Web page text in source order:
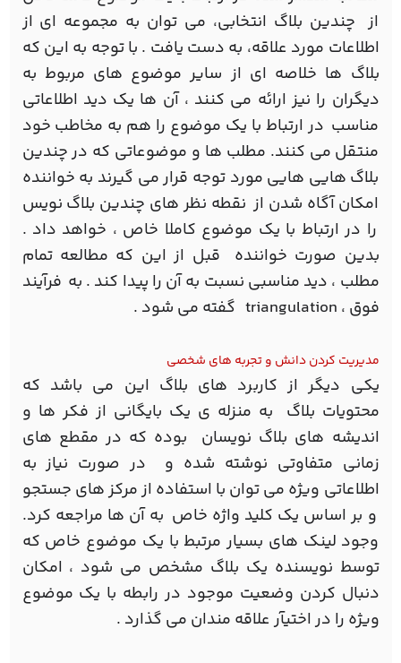
از چندين بلاگ انتخابی، می توان به مجموعه ای از
اطلاعات مورد علاقه، به دست يافت . با توجه به اين که
بلاگ ها خلاصه ای از ساير موضوع های مربوط به
ديگران را نيز ارائه می کنند ، آن ها يک ديد اطلاعاتی
مناسب در ارتباط با يک موضوع را هم به مخاطب خود
منتقل می کنند. مطلب ها و موضوعاتی که در چندين
بلاگ هایی هایی مورد توجه قرار می گيرند به خواننده
امکان آگاه شدن از نقطه نظر های چندين بلاگ نويس
را در ارتباط با يک موضوع کاملا خاص ، خواهد داد .
بدين صورت خواننده قبل از این که مطالعه تمام
مطلب ، ديد مناسبی نسبت به آن را پيدا کند . به فرآيند
فوق ، triangulation گفته می شود .
مديريت کردن دانش و تجربه های شخصی
یکی دیگر از کاربرد های بلاگ این می باشد که
محتويات بلاگ به منزله ی يک بايگانی از فکر ها و
انديشه های بلاگ نويسان بوده که در مقطع های
زمانی متفاوتی نوشته شده و در صورت نياز به
اطلاعاتی ویژه می توان با استفاده از مرکز های جستجو
و بر اساس يک کليد واژه خاص به آن ها مراجعه کرد.
وجود لينک های بسیار مرتبط با يک موضوع خاص که
توسط نویسنده يک بلاگ مشخص می شود ، امکان
دنبال کردن وضعيت موجود در رابطه با يک موضوع
ویژه را در اختيآر علاقه مندان می گذارد .